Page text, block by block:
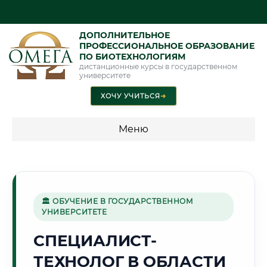
ДОПОЛНИТЕЛЬНОЕ
ПРОФЕССИОНАЛЬНОЕ ОБРАЗОВАНИЕ
ПО БИОТЕХНОЛОГИЯМ
дистанционные курсы в государственном
университете
ХОЧУ УЧИТЬСЯ➜
Меню
🏢
Г. БАЛАШИХА
🏛 ОБУЧЕНИЕ В ГОСУДАРСТВЕННОМ
УНИВЕРСИТЕТЕ
СПЕЦИАЛИСТ-
ТЕХНОЛОГ В ОБЛАСТИ